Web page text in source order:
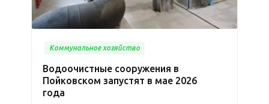
Коммунальное хозяйство
Водоочистные сооружения в
Пойковском запустят в мае 2026
года